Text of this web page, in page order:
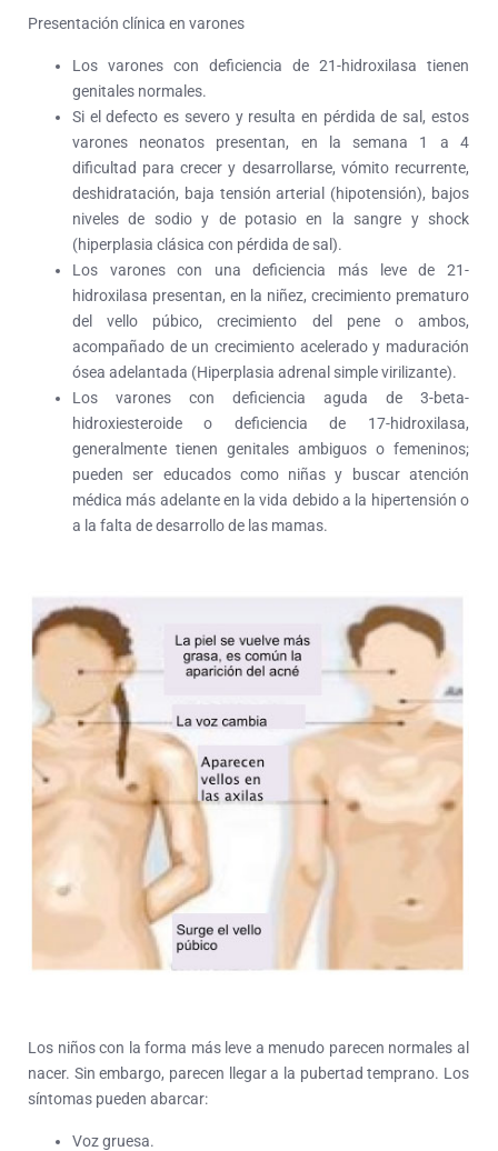
Presentación clínica en varones
Los varones con deficiencia de 21-hidroxilasa tienen
genitales normales.
Si el defecto es severo y resulta en pérdida de sal, estos
varones neonatos presentan, en la semana 1 a 4
dificultad para crecer y desarrollarse, vómito recurrente,
deshidratación, baja tensión arterial (hipotensión), bajos
niveles de sodio y de potasio en la sangre y shock
(hiperplasia clásica con pérdida de sal).
Los varones con una deficiencia más leve de 21-
hidroxilasa presentan, en la niñez, crecimiento prematuro
del vello púbico, crecimiento del pene o ambos,
acompañado de un crecimiento acelerado y maduración
ósea adelantada (Hiperplasia adrenal simple virilizante).
Los varones con deficiencia aguda de 3-beta-
hidroxiesteroide o deficiencia de 17-hidroxilasa,
generalmente tienen genitales ambiguos o femeninos;
pueden ser educados como niñas y buscar atención
médica más adelante en la vida debido a la hipertensión o
a la falta de desarrollo de las mamas.
Los niños con la forma más leve a menudo parecen normales al
nacer. Sin embargo, parecen llegar a la pubertad temprano. Los
síntomas pueden abarcar:
Voz gruesa.